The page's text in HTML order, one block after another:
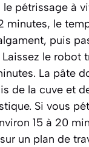
le pétrissage à
minutes, le
puis
le robot
La pâte
de la cuve et
Si vous
15 à 20
un plan de